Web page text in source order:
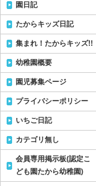
園日記
たからキッズ日記
集まれ！たからキッズ!!
幼稚園概要
園児募集ページ
プライバシーポリシー
いちご日記
カテゴリ無し
会員専用掲示板(認定こ
ども園たから幼稚園)